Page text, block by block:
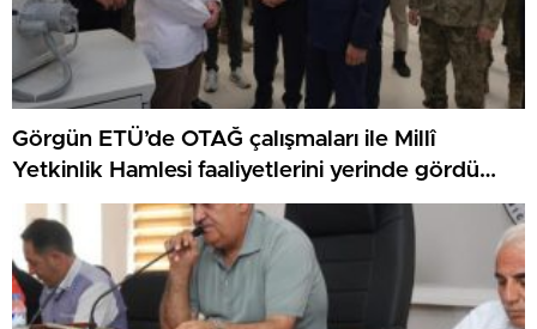
Görgün ETÜ’de OTAĞ çalışmaları ile Millî
Yetkinlik Hamlesi faaliyetlerini yerinde gördü…